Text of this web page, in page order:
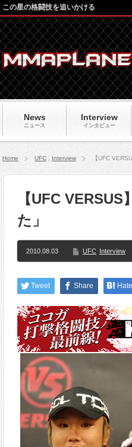
News
ニュース
Interview
インタビュー
この星の格闘技を追いかける
Home UFC Interview 【UFC
【UFC
た」
2010.08.03 UFC Interview
Tweet Share